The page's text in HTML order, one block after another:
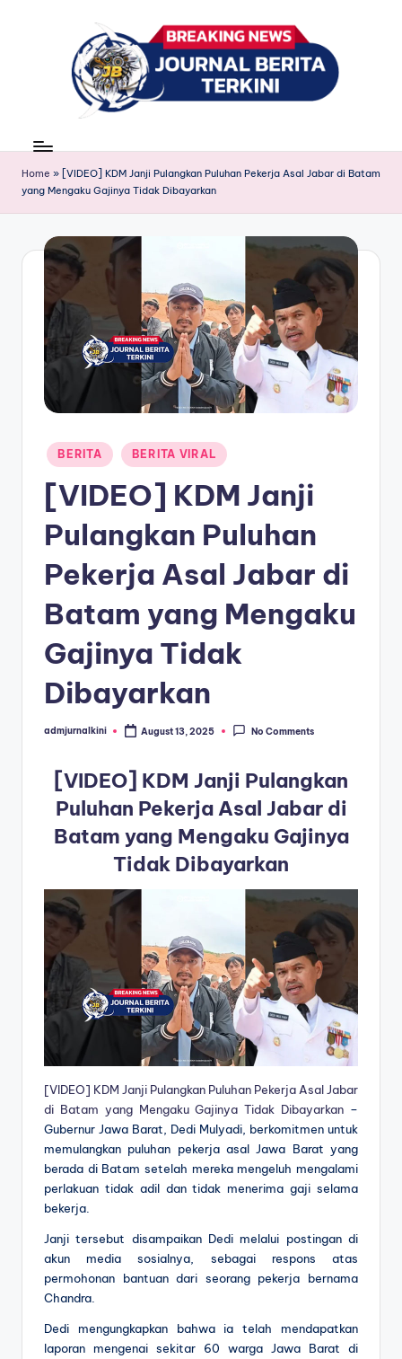
r
n
a
B
ri
news
Home » [VIDEO] KDM Janji Pulangkan Puluhan Pekerja Asal Jabar di Batam
yang Mengaku Gajinya Tidak Dibayarkan
Posted
in
BERITA BERITA VIRAL
[VIDEO] KDM Janji
Pulangkan Puluhan
Pekerja Asal Jabar di
Batam yang Mengaku
Gajinya Tidak
Dibayarkan
Posted
admjurnalkini August 13, 2025 No Comments
[VIDEO] KDM Janji Pulangkan
Puluhan Pekerja Asal Jabar di
Batam yang Mengaku Gajinya
Tidak Dibayarkan
[VIDEO] KDM Janji Pulangkan Puluhan Pekerja Asal Jabar
di Batam yang Mengaku Gajinya Tidak Dibayarkan –
Gubernur Jawa Barat, Dedi Mulyadi, berkomitmen untuk
memulangkan puluhan pekerja asal Jawa Barat yang
berada di Batam setelah mereka mengeluh mengalami
perlakuan tidak adil dan tidak menerima gaji selama
bekerja.
Janji tersebut disampaikan Dedi melalui postingan di
akun media sosialnya, sebagai respons atas
permohonan bantuan dari seorang pekerja bernama
Chandra.
Dedi mengungkapkan bahwa ia telah mendapatkan
laporan mengenai sekitar 60 warga Jawa Barat di